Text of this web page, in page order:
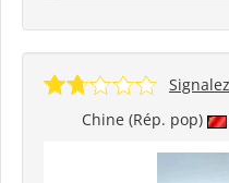
Chine (Rép. pop)